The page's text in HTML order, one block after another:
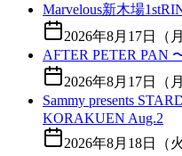
Marvelous新木場
2026年8月17日（月
AFTER PETER PAN
2026年8月17日（月
Sammy presents
KORAKUEN Aug.2
2026年8月18日（火